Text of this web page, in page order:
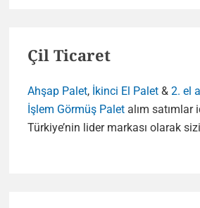
Çil Ticaret
Ahşap Palet, İkinci El Palet & 2. el
İşlem Görmüş Palet alım satımlar
Türkiye’nin lider markası olarak